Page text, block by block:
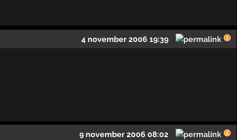
4 november 2006 19:39
9 november 2006 08:02